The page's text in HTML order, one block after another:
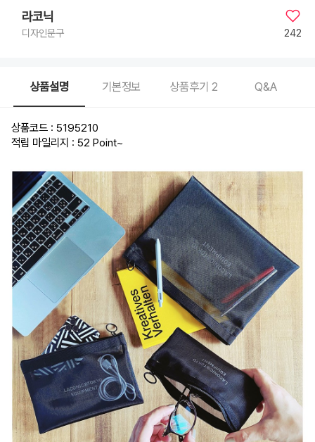
라코닉
디자인문구 242
상품설명 기본정보 상품후기 2 Q&A
상품코드 : 5195210
적립 마일리지 : 52 Point~